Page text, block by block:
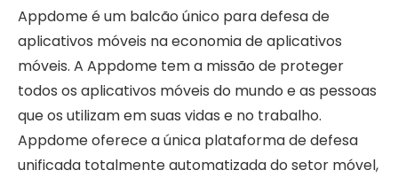
Appdome é um balcão único para defesa de
aplicativos móveis na economia de aplicativos
móveis. A Appdome tem a missão de proteger
todos os aplicativos móveis do mundo e as pessoas
que os utilizam em suas vidas e no trabalho.
Appdome oferece a única plataforma de defesa
unificada totalmente automatizada do setor móvel,